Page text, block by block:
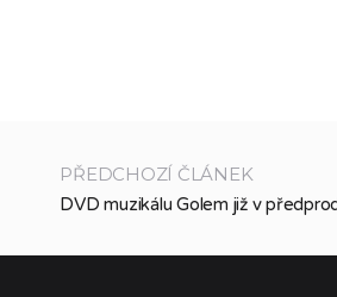
PŘEDCHOZÍ ČLÁNEK
DVD muzikálu Golem již v